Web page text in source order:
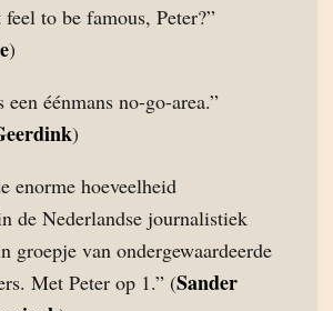
to be famous, Peter?”
)
éénmans no-go-area.”
)
enorme hoeveelheid
de Nederlandse journalistiek
groepje van ondergewaardeerde
Met Peter op 1.” (Sander